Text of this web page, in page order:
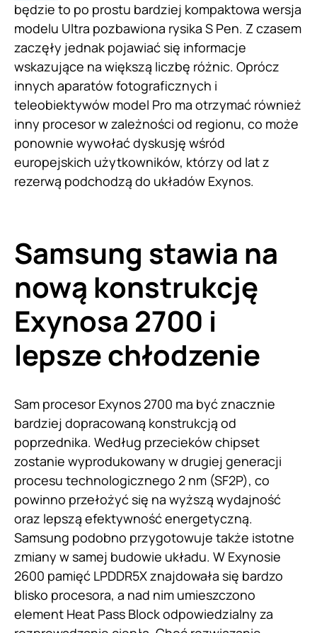
będzie to po prostu bardziej kompaktowa wersja
modelu Ultra pozbawiona rysika S Pen. Z czasem
zaczęły jednak pojawiać się informacje
wskazujące na większą liczbę różnic. Oprócz
innych aparatów fotograficznych i
teleobiektywów model Pro ma otrzymać również
inny procesor w zależności od regionu, co może
ponownie wywołać dyskusję wśród
europejskich użytkowników, którzy od lat z
rezerwą podchodzą do układów Exynos.
Samsung stawia na
nową konstrukcję
Exynosa 2700 i
lepsze chłodzenie
Sam procesor Exynos 2700 ma być znacznie
bardziej dopracowaną konstrukcją od
poprzednika. Według przecieków chipset
zostanie wyprodukowany w drugiej generacji
procesu technologicznego 2 nm (SF2P), co
powinno przełożyć się na wyższą wydajność
oraz lepszą efektywność energetyczną.
Samsung podobno przygotowuje także istotne
zmiany w samej budowie układu. W Exynosie
2600 pamięć LPDDR5X znajdowała się bardzo
blisko procesora, a nad nim umieszczono
element Heat Pass Block odpowiedzialny za